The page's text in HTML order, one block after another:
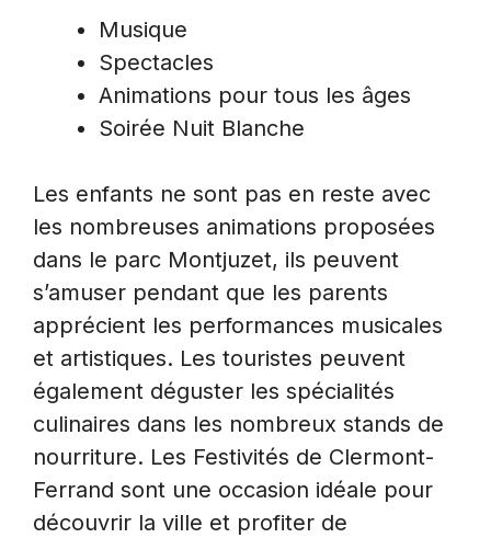
Musique
Spectacles
Animations pour tous les âges
Soirée Nuit Blanche
Les enfants ne sont pas en reste avec
les nombreuses animations proposées
dans le parc Montjuzet, ils peuvent
s’amuser pendant que les parents
apprécient les performances musicales
et artistiques. Les touristes peuvent
également déguster les spécialités
culinaires dans les nombreux stands de
nourriture. Les Festivités de Clermont-
Ferrand sont une occasion idéale pour
découvrir la ville et profiter de